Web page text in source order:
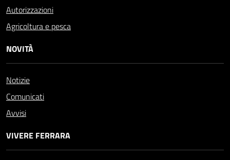
Autorizzazioni
Agricoltura e pesca
NOVITÀ
Notizie
Comunicati
Avvisi
VIVERE FERRARA